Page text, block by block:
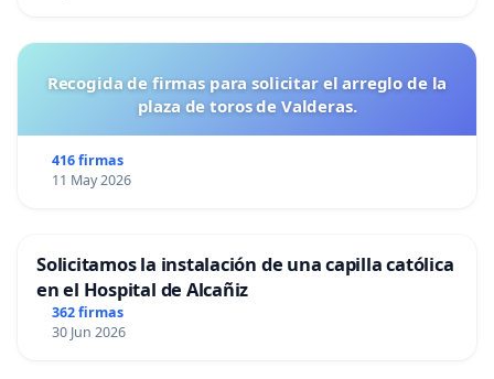
Recogida de firmas para solicitar el arreglo de la
plaza de toros de Valderas.
416 firmas
11 May 2026
Solicitamos la instalación de una capilla católica
en el Hospital de Alcañiz
362 firmas
30 Jun 2026